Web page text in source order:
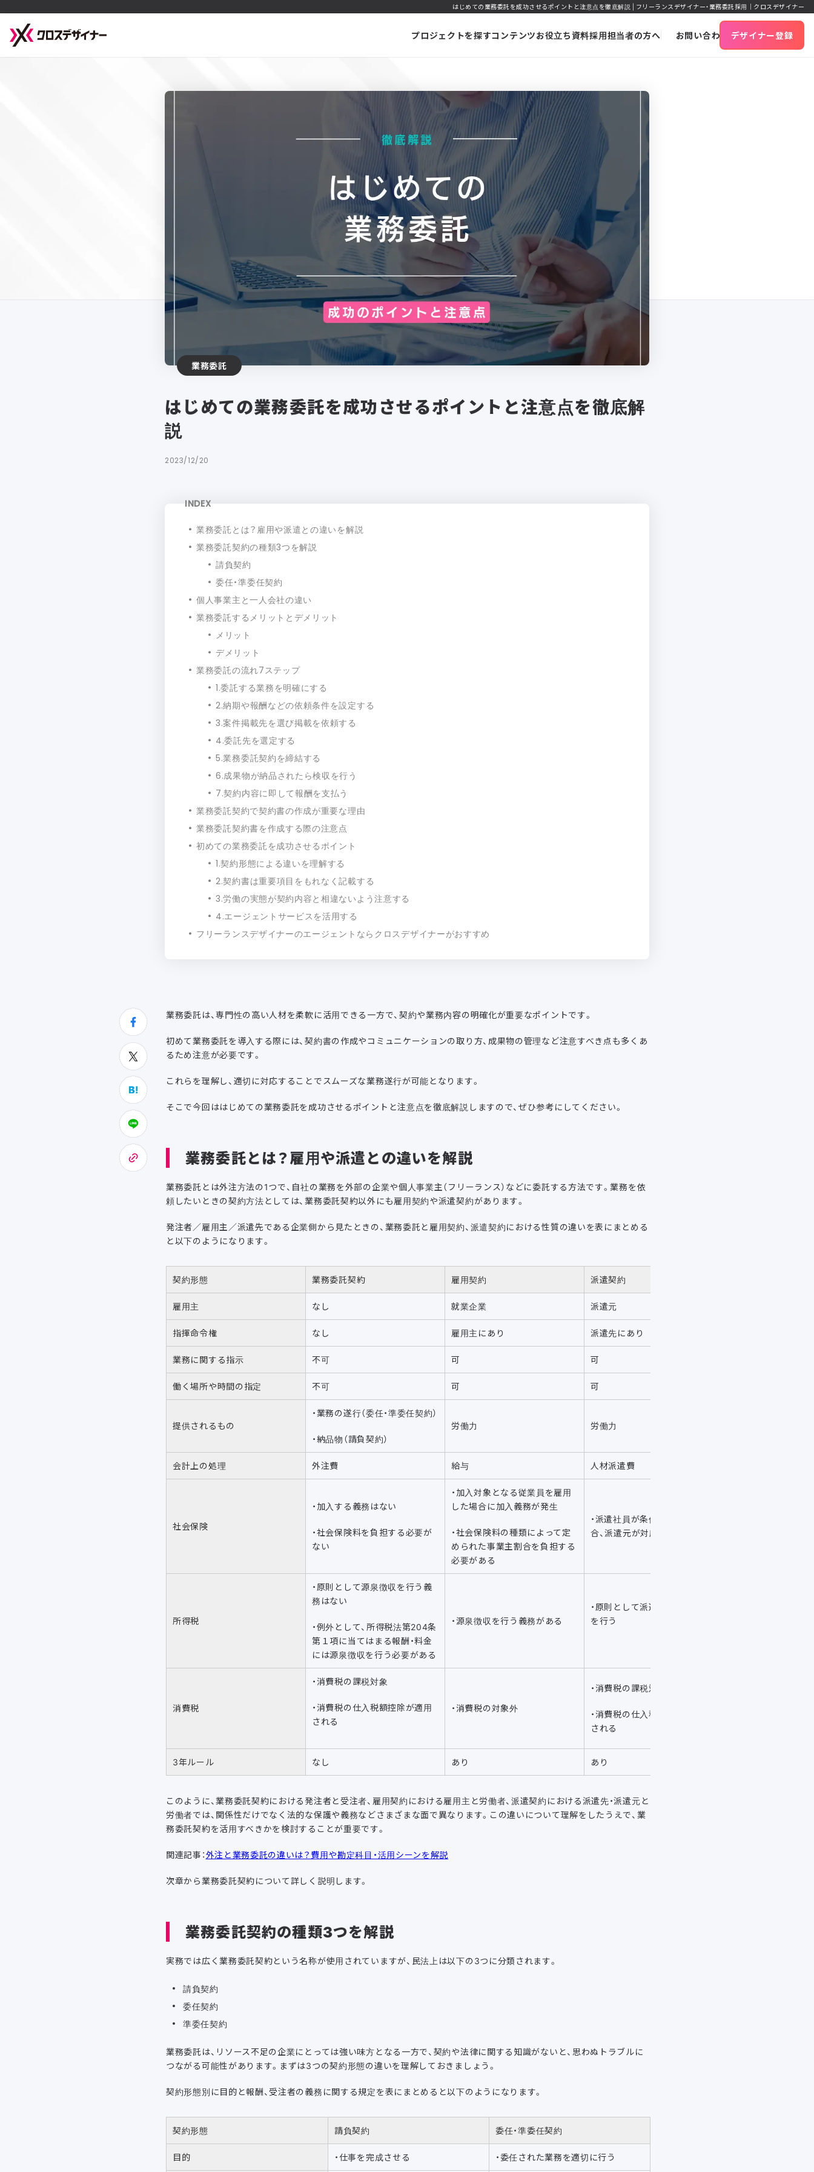
はじめての業務委託を成功させるポイントと注意点を徹底解説 | フリーランスデザイナー・業務委託採用｜クロスデザイナー
プロジェクトを探すコンテンツお役立ち資料採用担当者の方へ お問い合わせ デザイナー登録
業務委託
はじめての業務委託を成功させるポイントと注意点を徹底解
説
2023/12/20
INDEX
業務委託とは？雇用や派遣との違いを解説
業務委託契約の種類3つを解説
請負契約
委任・準委任契約
個人事業主と一人会社の違い
業務委託するメリットとデメリット
メリット
デメリット
業務委託の流れ7ステップ
1.委託する業務を明確にする
2.納期や報酬などの依頼条件を設定する
3.案件掲載先を選び掲載を依頼する
4.委託先を選定する
5.業務委託契約を締結する
6.成果物が納品されたら検収を行う
7.契約内容に即して報酬を支払う
業務委託契約で契約書の作成が重要な理由
業務委託契約書を作成する際の注意点
初めての業務委託を成功させるポイント
1.契約形態による違いを理解する
2.契約書は重要項目をもれなく記載する
3.労働の実態が契約内容と相違ないよう注意する
4.エージェントサービスを活用する
フリーランスデザイナーのエージェントならクロスデザイナーがおすすめ
業務委託は、専門性の高い人材を柔軟に活用できる一方で、契約や業務内容の明確化が重要なポイントです。
初めて業務委託を導入する際には、契約書の作成やコミュニケーションの取り方、成果物の管理など注意すべき点も多くあ
るため注意が必要です。
これらを理解し、適切に対応することでスムーズな業務遂行が可能となります。
そこで今回ははじめての業務委託を成功させるポイントと注意点を徹底解説しますので、ぜひ参考にしてください。
業務委託とは？雇用や派遣との違いを解説
業務委託とは外注方法の1つで、自社の業務を外部の企業や個人事業主（フリーランス）などに委託する方法です。業務を依
頼したいときの契約方法としては、業務委託契約以外にも雇用契約や派遣契約があります。
発注者／雇用主／派遣先である企業側から見たときの、業務委託と雇用契約、派遣契約における性質の違いを表にまとめる
と以下のようになります。
契約形態 業務委託契約 雇用契約 派遣契約
雇用主 なし 就業企業 派遣元
指揮命令権 なし 雇用主にあり 派遣先にあり
業務に関する指示 不可 可 可
働く場所や時間の指定 不可 可 可
提供されるもの
・業務の遂行（委任・準委任契約）
・納品物（請負契約）
労働力 労働力
会計上の処理 外注費 給与 人材派遣費
社会保険
・加入する義務はない
・社会保険料を負担する必要が
ない
・加入対象となる従業員を雇用
した場合に加入義務が発生
・社会保険料の種類によって定
められた事業主割合を負担する
必要がある
・派遣社員が条件を満たした場
合、派遣元が対応する
所得税
・原則として源泉徴収を行う義
務はない
・例外として、所得税法第204条
第１項に当てはまる報酬・料金
には源泉徴収を行う必要がある
・源泉徴収を行う義務がある
・原則として派遣元が源泉徴収
を行う
消費税
・消費税の課税対象
・消費税の仕入税額控除が適用
される
・消費税の対象外
・消費税の課税対象
・消費税の仕入税額控除が適用
される
3年ルール なし あり あり
このように、業務委託契約における発注者と受注者、雇用契約における雇用主と労働者、派遣契約における派遣先・派遣元と
労働者では、関係性だけでなく法的な保護や義務などさまざまな面で異なります。この違いについて理解をしたうえで、業
務委託契約を活用すべきかを検討することが重要です。
関連記事：外注と業務委託の違いは？費用や勘定科目・活用シーンを解説
次章から業務委託契約について詳しく説明します。
業務委託契約の種類3つを解説
実務では広く業務委託契約という名称が使用されていますが、民法上は以下の3つに分類されます。
請負契約
委任契約
準委任契約
業務委託は、リソース不足の企業にとっては強い味方となる一方で、契約や法律に関する知識がないと、思わぬトラブルに
つながる可能性があります。まずは3つの契約形態の違いを理解しておきましょう。
契約形態別に目的と報酬、受注者の義務に関する規定を表にまとめると以下のようになります。
契約形態 請負契約 委任・準委任契約
目的 ・仕事を完成させる ・委任された業務を適切に行う